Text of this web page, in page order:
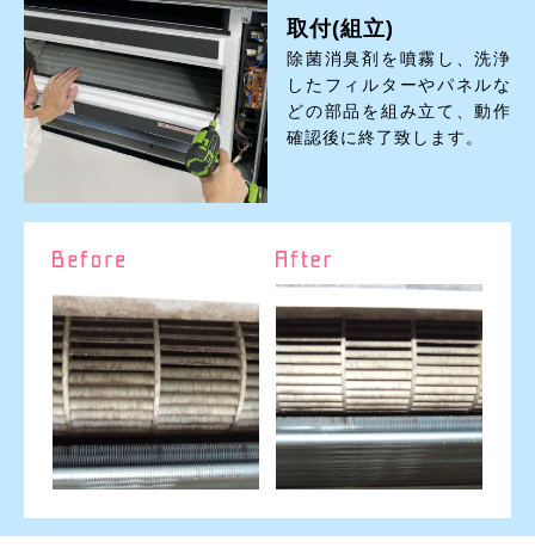
取付(組立)
除菌消臭剤を噴霧し、洗浄
したフィルターやパネルな
どの部品を組み立て、動作
確認後に終了致します。